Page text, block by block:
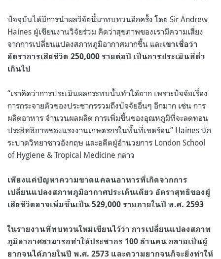
ปัจจุบันได้มีการนำผลวิจัยนี้มาทบทวนอีกครั้ง โดย Sir Andrew
Haines ผู้เขียนงานวิจัยร่วม คิดว่าสุขภาพของเรามีความเสี่ยง
จากการเปลี่ยนแปลงสภาพภูมิอากาศมากขึ้น และเขาเชื่อว่า
อัตราการเสียชีวิต 250,000 รายต่อปี เป็นการประเมินที่ต่ำ
เกินไป
“เราคิดว่าการประเมินผลกระทบนั้นทำได้ยาก เพราะปัจจัยเรื่อง
การกระจายตัวของประชากรรวมถึงปัจจัยอื่นๆ อีกมาก เช่น การ
ผลิตอาหาร จำนวนผลผลิต การเพิ่มขึ้นของอุณหภูมิที่จะลดทอน
ประสิทธิภาพของแรงงานเกษตรกรในพื้นที่เขตร้อน” Haines นัก
ระบาดวิทยาชาวอังกฤษ และอดีตผู้อำนวยการ London School
of Hygiene & Tropical Medicine กล่าว
เพียงแค่ปัญหาความขาดแคลนอาหารที่เกิดจากการ
เปลี่ยนแปลงสภาพภูมิอากาศประเด็นเดียว อัตราสุทธิของผู้
เสียชีวิตอาจเพิ่มขึ้นเป็น 529,000 รายภายในปี พ.ศ. 2593
ในรายงานที่ทบทวนใหม่เขียนไว้ว่า การเปลี่ยนแปลงสภาพ
ภูมิอากาศสามารถทำให้ประชากร 100 ล้านคน กลายเป็นผู้
ยากจนได้ภายในปี พ.ศ. 2573 และความยากจนก็จะยิ่งทำให้